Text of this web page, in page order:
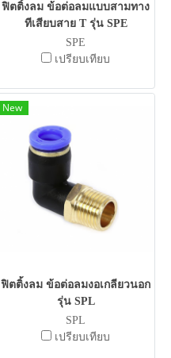
ฟิตติ้งลม ข้อต่อลมแบบสามทาง
ทีเสียบสาย T รุ่น SPE
SPE
เปรียบเทียบ
New
ฟิตติ้งลม ข้อต่อลมงอเกลียวนอก
รุ่น SPL
SPL
เปรียบเทียบ